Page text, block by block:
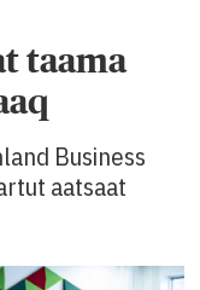
taama
Business
aatsaat